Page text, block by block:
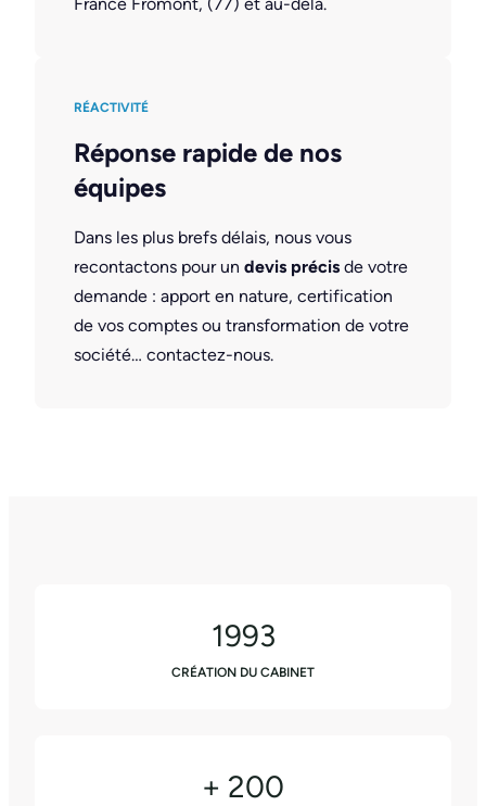
RÉACTIVITÉ
Réponse rapide de nos
équipes
Dans les plus brefs délais, nous vous
recontactons pour un devis précis de votre
demande : apport en nature, certification
de vos comptes ou transformation de votre
société… contactez-nous.
1993
CRÉATION DU CABINET
+ 200